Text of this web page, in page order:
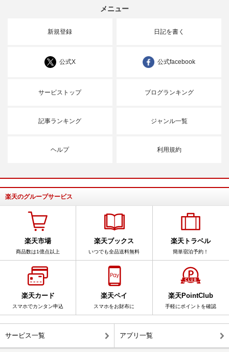
メニュー
新規登録 日記を書く
公式X 公式facebook
サービストップ ブログランキング
記事ランキング ジャンル一覧
ヘルプ 利用規約
楽天のグループサービス
楽天市場
商品数は1億点以上
楽天ブックス
いつでも全品送料無料
楽天トラベル
簡単宿泊予約！
楽天カード
スマホでカンタン申込
楽天ペイ
スマホをお財布に
楽天PointClub
手軽にポイントを確認
サービス一覧 アプリ一覧